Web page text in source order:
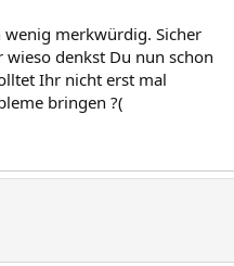
wenig merkwürdig. Sicher
denkst Du nun schon
Ihr nicht erst mal
bringen ?(